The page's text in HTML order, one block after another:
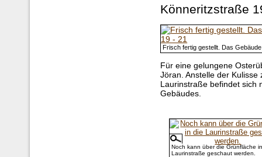
Könneritzstraße
Frisch fertig gestellt. Das
Für eine gelungene
Jöran. Anstelle der
Laurinstraße befindet sich
Gebäudes.
Noch kann über die Grünfläche
Laurinstraße geschaut werden.